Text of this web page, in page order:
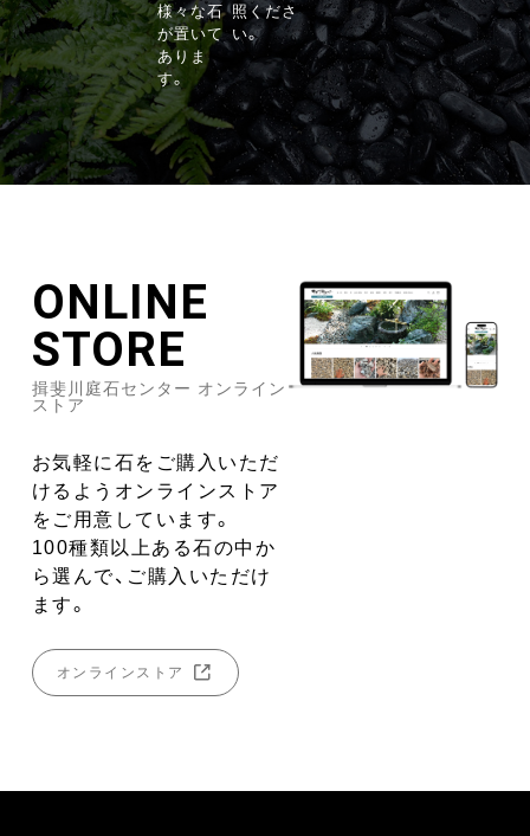
様々な石
が置いて
ありま
す。
照くださ
い。
ONLINE
STORE
揖斐川庭石センター オンライン
ストア
お気軽に石をご購入いただ
けるようオンラインストア
をご用意しています。
100種類以上ある石の中か
ら選んで、ご購入いただけ
ます。
オンラインストア